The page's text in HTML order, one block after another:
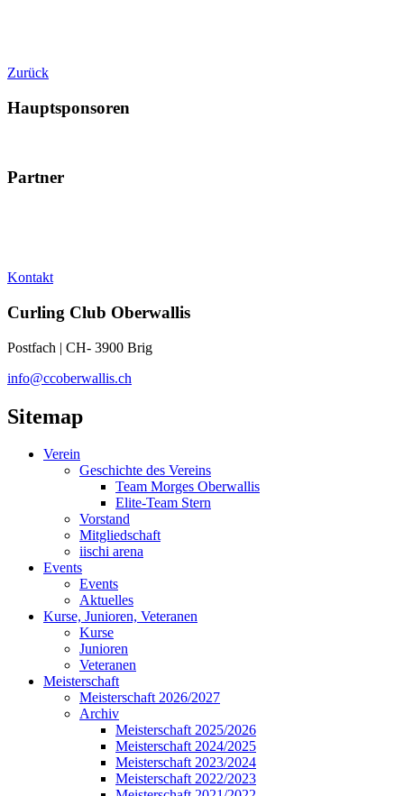
Zurück
Hauptsponsoren
Partner
Kontakt
Curling Club Oberwallis
Postfach | CH- 3900 Brig
info@ccoberwallis.ch
Sitemap
Verein
Geschichte des Vereins
Team Morges Oberwallis
Elite-Team Stern
Vorstand
Mitgliedschaft
iischi arena
Events
Events
Aktuelles
Kurse, Junioren, Veteranen
Kurse
Junioren
Veteranen
Meisterschaft
Meisterschaft 2026/2027
Archiv
Meisterschaft 2025/2026
Meisterschaft 2024/2025
Meisterschaft 2023/2024
Meisterschaft 2022/2023